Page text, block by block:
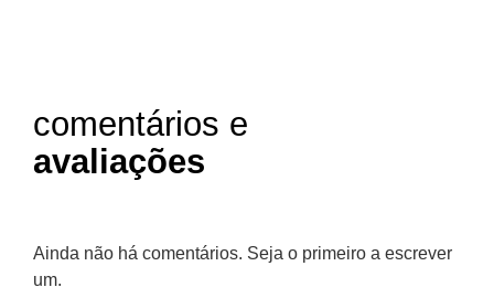
comentários e
avaliações
Ainda não há comentários. Seja o primeiro a escrever
um.